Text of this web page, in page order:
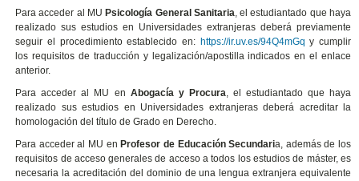
Para acceder al MU Psicología General Sanitaria, el estudiantado que haya
realizado sus estudios en Universidades extranjeras deberá previamente
seguir el procedimiento establecido en: https://ir.uv.es/94Q4mGq y cumplir
los requisitos de traducción y legalización/apostilla indicados en el enlace
anterior.
Para acceder al MU en Abogacía y Procura, el estudiantado que haya
realizado sus estudios en Universidades extranjeras deberá acreditar la
homologación del título de Grado en Derecho.
Para acceder al MU en Profesor de Educación Secundaria, además de los
requisitos de acceso generales de acceso a todos los estudios de máster, es
necesaria la acreditación del dominio de una lengua extranjera equivalente